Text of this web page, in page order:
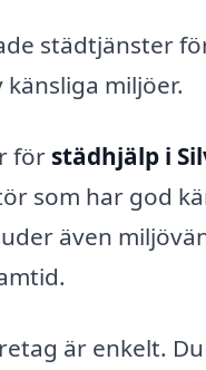
städtjänster
miljöer.
för städhjälp i
som har god
även
är enkelt.